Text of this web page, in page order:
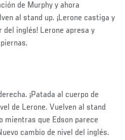
de Murphy y ahora
al stand up. ¡Lerone castiga y
del inglés! Lerone apresa y
¡Patada al cuerpo de
de Lerone. Vuelven al stand
mientras que Edson parece
cambio de nivel del inglés.